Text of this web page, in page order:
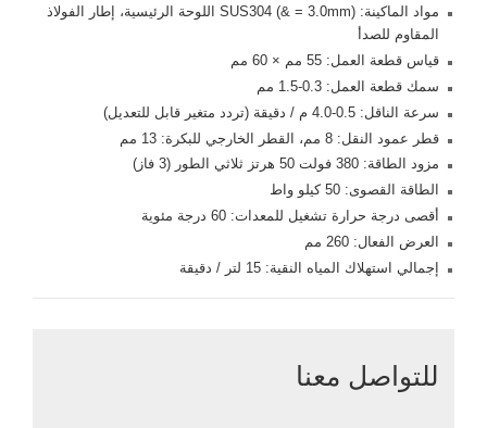
مواد الماكينة: SUS304 (& = 3.0mm) اللوحة الرئيسية، إطار الفولاذ
المقاوم للصدأ
قياس قطعة العمل: 55 مم × 60 مم
سمك قطعة العمل: 0.3-1.5 مم
سرعة الناقل: 0.5-4.0 م / دقيقة (تردد متغير قابل للتعديل)
قطر عمود النقل: 8 مم، القطر الخارجي للبكرة: 13 مم
مزود الطاقة: 380 فولت 50 هرتز ثلاثي الطور (3 فاز)
الطاقة القصوى: 50 كيلو واط
أقصى درجة حرارة تشغيل للمعدات: 60 درجة مئوية
العرض الفعال: 260 مم
إجمالي استهلاك المياه النقية: 15 لتر / دقيقة
للتواصل معنا